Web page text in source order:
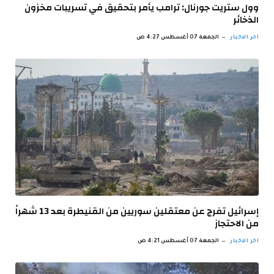
وول ستريت جورنال: ترامب يأمر بتحقيق في تسريبات مخزون
الذخائر
اخر الاخبار الجمعة 07 أغسطس 4:27 ص
إسرائيل تفرج عن معتقلين سوريين من القنيطرة بعد 13 شهراً
من الاحتجاز
اخر الاخبار الجمعة 07 أغسطس 4:21 ص